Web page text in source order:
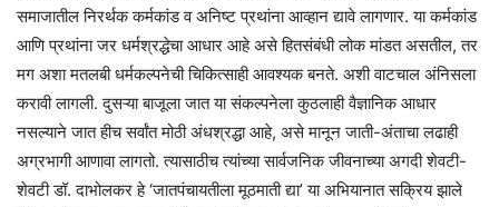
समाजातील निरर्थक कर्मकांड व अनिष्ट प्रथांना आव्हान द्यावे लागणार. या कर्मकांड
आणि प्रथांना जर धर्मश्रद्धेचा आधार आहे असे हितसंबंधी लोक मांडत असतील, तर
मग अशा मतलबी धर्मकल्पनेची चिकित्साही आवश्यक बनते. अशी वाटचाल अंनिसला
करावी लागली. दुसऱ्या बाजूला जात या संकल्पनेला कुठलाही वैज्ञानिक आधार
नसल्याने जात हीच सर्वांत मोठी अंधश्रद्धा आहे, असे मानून जाती-अंताचा लढाही
अग्रभागी आणावा लागतो. त्यासाठीच त्यांच्या सार्वजनिक जीवनाच्या अगदी शेवटी-
शेवटी डॉ. दाभोलकर हे ‘जातपंचायतीला मूठमाती द्या’ या अभियानात सक्रिय झाले